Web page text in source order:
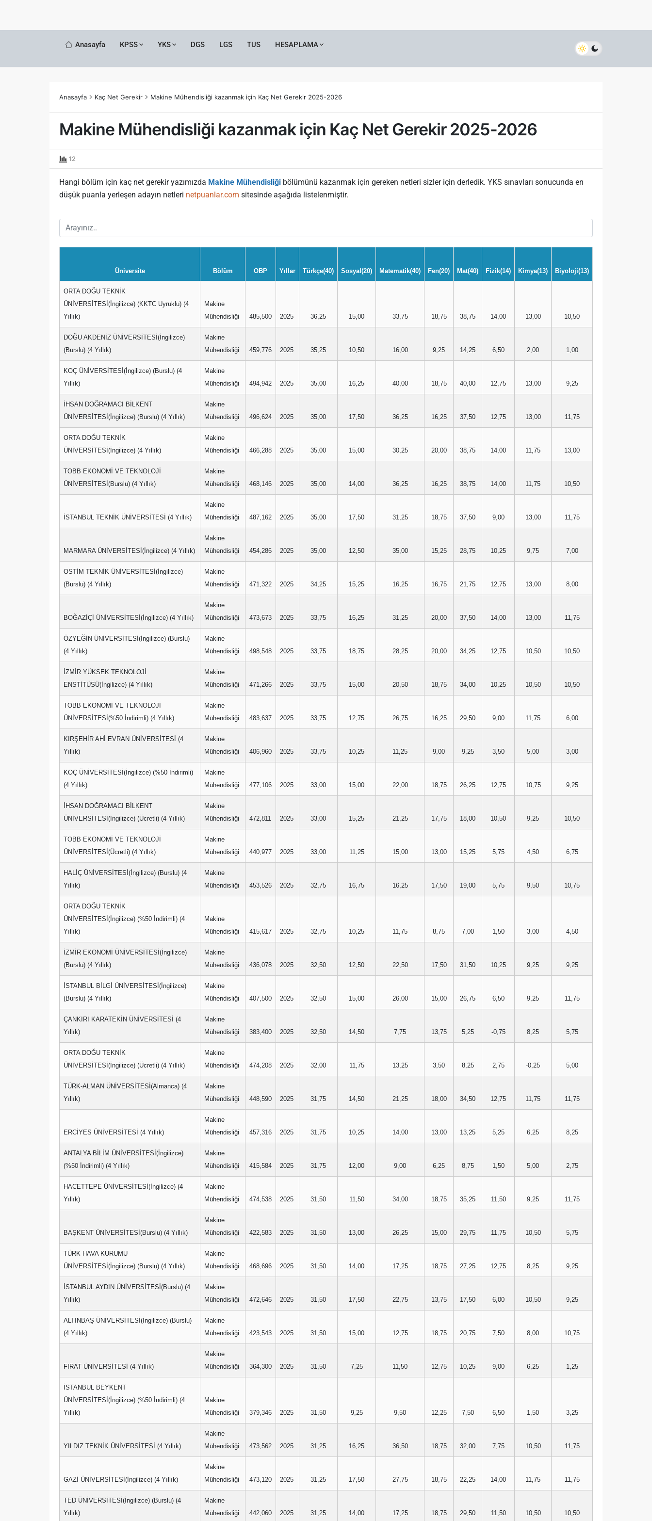
Anasayfa KPSS YKS DGS LGS TUS HESAPLAMA
Anasayfa Kaç Net Gerekir Makine Mühendisliği kazanmak için Kaç Net Gerekir 2025-2026
Makine Mühendisliği kazanmak için Kaç Net Gerekir 2025-2026
12
Hangi bölüm için kaç net gerekir yazımızda Makine Mühendisliği bölümünü kazanmak için gereken netleri sizler için derledik. YKS sınavları sonucunda en
düşük puanla yerleşen adayın netleri netpuanlar.com sitesinde aşağıda listelenmiştir.
Üniversite Bölüm OBP Yıllar Türkçe(40) Sosyal(20) Matematik(40) Fen(20) Mat(40) Fizik(14) Kimya(13) Biyoloji(13)
ORTA DOĞU TEKNİK
ÜNİVERSİTESİ(İngilizce) (KKTC Uyruklu) (4
Yıllık)
Makine
Mühendisliği
485,500 2025 36,25 15,00 33,75 18,75 38,75 14,00 13,00 10,50
DOĞU AKDENİZ ÜNİVERSİTESİ(İngilizce)
(Burslu) (4 Yıllık)
Makine
Mühendisliği
459,776 2025 35,25 10,50 16,00 9,25 14,25 6,50 2,00 1,00
KOÇ ÜNİVERSİTESİ(İngilizce) (Burslu) (4
Yıllık)
Makine
Mühendisliği
494,942 2025 35,00 16,25 40,00 18,75 40,00 12,75 13,00 9,25
İHSAN DOĞRAMACI BİLKENT
ÜNİVERSİTESİ(İngilizce) (Burslu) (4 Yıllık)
Makine
Mühendisliği
496,624 2025 35,00 17,50 36,25 16,25 37,50 12,75 13,00 11,75
ORTA DOĞU TEKNİK
ÜNİVERSİTESİ(İngilizce) (4 Yıllık)
Makine
Mühendisliği
466,288 2025 35,00 15,00 30,25 20,00 38,75 14,00 11,75 13,00
TOBB EKONOMİ VE TEKNOLOJİ
ÜNİVERSİTESİ(Burslu) (4 Yıllık)
Makine
Mühendisliği
468,146 2025 35,00 14,00 36,25 16,25 38,75 14,00 11,75 10,50
İSTANBUL TEKNİK ÜNİVERSİTESİ (4 Yıllık)
Makine
Mühendisliği
487,162 2025 35,00 17,50 31,25 18,75 37,50 9,00 13,00 11,75
MARMARA ÜNİVERSİTESİ(İngilizce) (4 Yıllık)
Makine
Mühendisliği
454,286 2025 35,00 12,50 35,00 15,25 28,75 10,25 9,75 7,00
OSTİM TEKNİK ÜNİVERSİTESİ(İngilizce)
(Burslu) (4 Yıllık)
Makine
Mühendisliği
471,322 2025 34,25 15,25 16,25 16,75 21,75 12,75 13,00 8,00
BOĞAZİÇİ ÜNİVERSİTESİ(İngilizce) (4 Yıllık)
Makine
Mühendisliği
473,673 2025 33,75 16,25 31,25 20,00 37,50 14,00 13,00 11,75
ÖZYEĞİN ÜNİVERSİTESİ(İngilizce) (Burslu)
(4 Yıllık)
Makine
Mühendisliği
498,548 2025 33,75 18,75 28,25 20,00 34,25 12,75 10,50 10,50
İZMİR YÜKSEK TEKNOLOJİ
ENSTİTÜSÜ(İngilizce) (4 Yıllık)
Makine
Mühendisliği
471,266 2025 33,75 15,00 20,50 18,75 34,00 10,25 10,50 10,50
TOBB EKONOMİ VE TEKNOLOJİ
ÜNİVERSİTESİ(%50 İndirimli) (4 Yıllık)
Makine
Mühendisliği
483,637 2025 33,75 12,75 26,75 16,25 29,50 9,00 11,75 6,00
KIRŞEHİR AHİ EVRAN ÜNİVERSİTESİ (4
Yıllık)
Makine
Mühendisliği
406,960 2025 33,75 10,25 11,25 9,00 9,25 3,50 5,00 3,00
KOÇ ÜNİVERSİTESİ(İngilizce) (%50 İndirimli)
(4 Yıllık)
Makine
Mühendisliği
477,106 2025 33,00 15,00 22,00 18,75 26,25 12,75 10,75 9,25
İHSAN DOĞRAMACI BİLKENT
ÜNİVERSİTESİ(İngilizce) (Ücretli) (4 Yıllık)
Makine
Mühendisliği
472,811 2025 33,00 15,25 21,25 17,75 18,00 10,50 9,25 10,50
TOBB EKONOMİ VE TEKNOLOJİ
ÜNİVERSİTESİ(Ücretli) (4 Yıllık)
Makine
Mühendisliği
440,977 2025 33,00 11,25 15,00 13,00 15,25 5,75 4,50 6,75
HALİÇ ÜNİVERSİTESİ(İngilizce) (Burslu) (4
Yıllık)
Makine
Mühendisliği
453,526 2025 32,75 16,75 16,25 17,50 19,00 5,75 9,50 10,75
ORTA DOĞU TEKNİK
ÜNİVERSİTESİ(İngilizce) (%50 İndirimli) (4
Yıllık)
Makine
Mühendisliği
415,617 2025 32,75 10,25 11,75 8,75 7,00 1,50 3,00 4,50
İZMİR EKONOMİ ÜNİVERSİTESİ(İngilizce)
(Burslu) (4 Yıllık)
Makine
Mühendisliği
436,078 2025 32,50 12,50 22,50 17,50 31,50 10,25 9,25 9,25
İSTANBUL BİLGİ ÜNİVERSİTESİ(İngilizce)
(Burslu) (4 Yıllık)
Makine
Mühendisliği
407,500 2025 32,50 15,00 26,00 15,00 26,75 6,50 9,25 11,75
ÇANKIRI KARATEKİN ÜNİVERSİTESİ (4
Yıllık)
Makine
Mühendisliği
383,400 2025 32,50 14,50 7,75 13,75 5,25 -0,75 8,25 5,75
ORTA DOĞU TEKNİK
ÜNİVERSİTESİ(İngilizce) (Ücretli) (4 Yıllık)
Makine
Mühendisliği
474,208 2025 32,00 11,75 13,25 3,50 8,25 2,75 -0,25 5,00
TÜRK-ALMAN ÜNİVERSİTESİ(Almanca) (4
Yıllık)
Makine
Mühendisliği
448,590 2025 31,75 14,50 21,25 18,00 34,50 12,75 11,75 11,75
ERCİYES ÜNİVERSİTESİ (4 Yıllık)
Makine
Mühendisliği
457,316 2025 31,75 10,25 14,00 13,00 13,25 5,25 6,25 8,25
ANTALYA BİLİM ÜNİVERSİTESİ(İngilizce)
(%50 İndirimli) (4 Yıllık)
Makine
Mühendisliği
415,584 2025 31,75 12,00 9,00 6,25 8,75 1,50 5,00 2,75
HACETTEPE ÜNİVERSİTESİ(İngilizce) (4
Yıllık)
Makine
Mühendisliği
474,538 2025 31,50 11,50 34,00 18,75 35,25 11,50 9,25 11,75
BAŞKENT ÜNİVERSİTESİ(Burslu) (4 Yıllık)
Makine
Mühendisliği
422,583 2025 31,50 13,00 26,25 15,00 29,75 11,75 10,50 5,75
TÜRK HAVA KURUMU
ÜNİVERSİTESİ(İngilizce) (Burslu) (4 Yıllık)
Makine
Mühendisliği
468,696 2025 31,50 14,00 17,25 18,75 27,25 12,75 8,25 9,25
İSTANBUL AYDIN ÜNİVERSİTESİ(Burslu) (4
Yıllık)
Makine
Mühendisliği
472,646 2025 31,50 17,50 22,75 13,75 17,50 6,00 10,50 9,25
ALTINBAŞ ÜNİVERSİTESİ(İngilizce) (Burslu)
(4 Yıllık)
Makine
Mühendisliği
423,543 2025 31,50 15,00 12,75 18,75 20,75 7,50 8,00 10,75
FIRAT ÜNİVERSİTESİ (4 Yıllık)
Makine
Mühendisliği
364,300 2025 31,50 7,25 11,50 12,75 10,25 9,00 6,25 1,25
İSTANBUL BEYKENT
ÜNİVERSİTESİ(İngilizce) (%50 İndirimli) (4
Yıllık)
Makine
Mühendisliği
379,346 2025 31,50 9,25 9,50 12,25 7,50 6,50 1,50 3,25
YILDIZ TEKNİK ÜNİVERSİTESİ (4 Yıllık)
Makine
Mühendisliği
473,562 2025 31,25 16,25 36,50 18,75 32,00 7,75 10,50 11,75
GAZİ ÜNİVERSİTESİ(İngilizce) (4 Yıllık)
Makine
Mühendisliği
473,120 2025 31,25 17,50 27,75 18,75 22,25 14,00 11,75 11,75
TED ÜNİVERSİTESİ(İngilizce) (Burslu) (4
Yıllık)
Makine
Mühendisliği
442,060 2025 31,25 14,00 17,25 18,75 29,50 11,50 10,50 10,50